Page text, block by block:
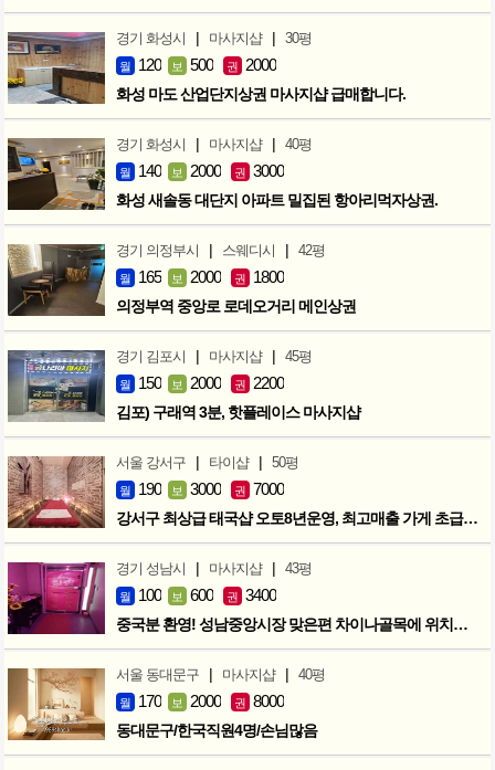
경기 화성시 | 마사지샵 | 30평
월 120 보 500 권 2000
화성 마도 산업단지상권 마사지샵 급매합니다.
경기 화성시 | 마사지샵 | 40평
월 140 보 2000 권 3000
화성 새솔동 대단지 아파트 밀집된 항아리먹자상권.
경기 의정부시 | 스웨디시 | 42평
월 165 보 2000 권 1800
의정부역 중앙로 로데오거리 메인상권
경기 김포시 | 마사지샵 | 45평
월 150 보 2000 권 2200
김포) 구래역 3분, 핫플레이스 마사지샵
서울 강서구 | 타이샵 | 50평
월 190 보 3000 권 7000
강서구 최상급 태국샵 오토8년운영, 최고매출 가게 초급매!!!
경기 성남시 | 마사지샵 | 43평
월 100 보 600 권 3400
중국분 환영! 성남중앙시장 맞은편 차이나골목에 위치한 마사지샵
서울 동대문구 | 마사지샵 | 40평
월 170 보 2000 권 8000
동대문구/한국직원4명/손님많음